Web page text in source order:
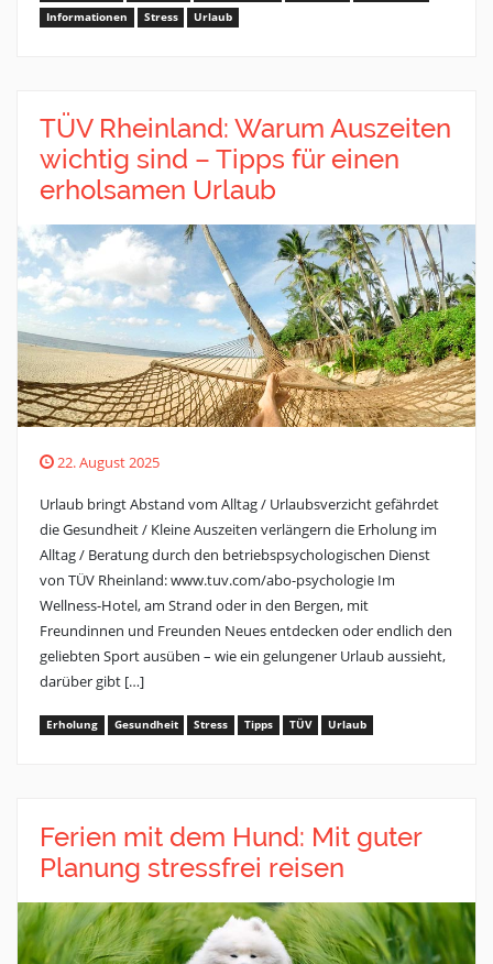
Informationen
Stress Urlaub
TÜV Rheinland: Warum Auszeiten
wichtig sind – Tipps für einen
erholsamen Urlaub
22. August 2025
Urlaub bringt Abstand vom Alltag / Urlaubsverzicht gefährdet
die Gesundheit / Kleine Auszeiten verlängern die Erholung im
Alltag / Beratung durch den betriebspsychologischen Dienst
von TÜV Rheinland: www.tuv.com/abo-psychologie Im
Wellness-Hotel, am Strand oder in den Bergen, mit
Freundinnen und Freunden Neues entdecken oder endlich den
geliebten Sport ausüben – wie ein gelungener Urlaub aussieht,
darüber gibt […]
Erholung Gesundheit Stress Tipps TÜV Urlaub
Ferien mit dem Hund: Mit guter
Planung stressfrei reisen